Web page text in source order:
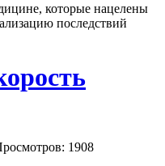
которые нацелены
последствий
1908